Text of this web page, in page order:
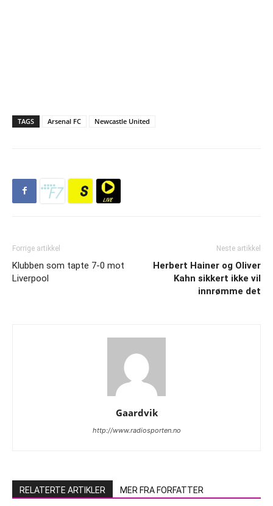
TAGS Arsenal FC Newcastle United
Forrige artikkel
Klubben som tapte 7-0 mot
Liverpool
Neste artikkel
Herbert Hainer og Oliver
Kahn sikkert ikke vil
innrømme det
Gaardvik
http://www.radiosporten.no
RELATERTE ARTIKLER MER FRA FORFATTER